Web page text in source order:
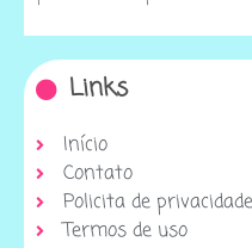
Links
Início
Contato
Policita de privacidade
Termos de uso